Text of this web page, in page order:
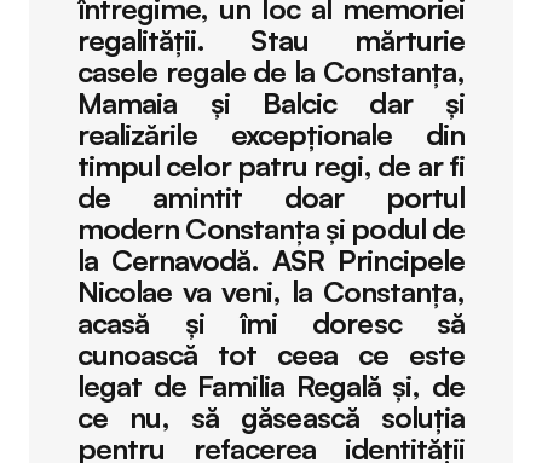
întregime, un loc al memoriei
regalității. Stau mărturie
casele regale de la Constanța,
Mamaia și Balcic dar și
realizările excepționale din
timpul celor patru regi, de ar fi
de amintit doar portul
modern Constanța și podul de
la Cernavodă. ASR Principele
Nicolae va veni, la Constanța,
acasă și îmi doresc să
cunoască tot ceea ce este
legat de Familia Regală și, de
ce nu, să găsească soluția
pentru refacerea identității